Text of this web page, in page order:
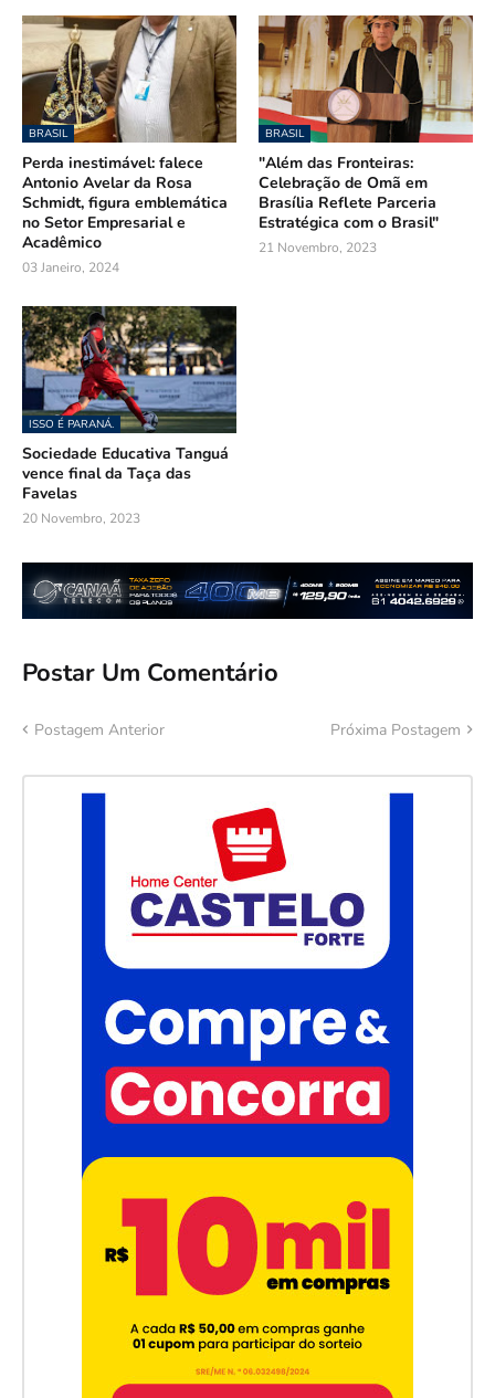
BRASIL
Perda inestimável: falece
Antonio Avelar da Rosa
Schmidt, figura emblemática
no Setor Empresarial e
Acadêmico
03 Janeiro, 2024
BRASIL
"Além das Fronteiras:
Celebração de Omã em
Brasília Reflete Parceria
Estratégica com o Brasil"
21 Novembro, 2023
ISSO É PARANÁ.
Sociedade Educativa Tanguá
vence final da Taça das
Favelas
20 Novembro, 2023
Postar Um Comentário
Postagem Anterior Próxima Postagem